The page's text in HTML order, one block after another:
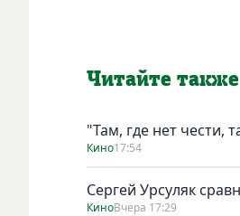
Читайте также
"Там, где нет чести,
Кино17:54
Сергей Урсуляк
КиноВчера 17:29